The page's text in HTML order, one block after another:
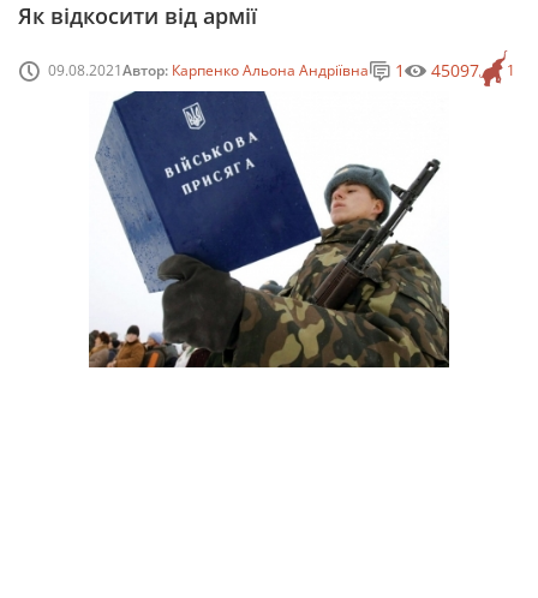
Як відкосити від армії
09.08.2021Автор: Карпенко Альона Андріївна 1
1 45097